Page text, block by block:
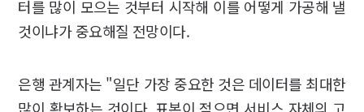
터를 많이 모으는 것부터 시작해 이를 어떻게 가공해 낼
것이냐가 중요해질 전망이다.
은행 관계자는 "일단 가장 중요한 것은 데이터를 최대한